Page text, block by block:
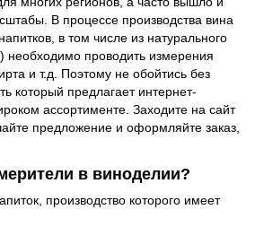
В процессе производства вина
в том числе из натурального
необходимо проводить измерения
и т.д. Поэтому не обойтись без
который предлагает интернет-
ассортименте. Заходите на сайт
предложение и оформляйте заказ,
в виноделии?
производство которого имеет